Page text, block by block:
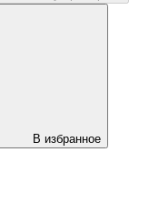
В избранное